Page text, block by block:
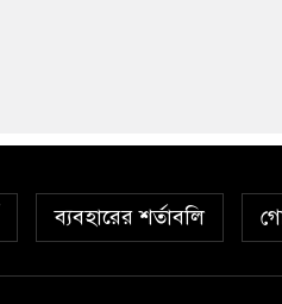
ব্যবহারের শর্তাবলি